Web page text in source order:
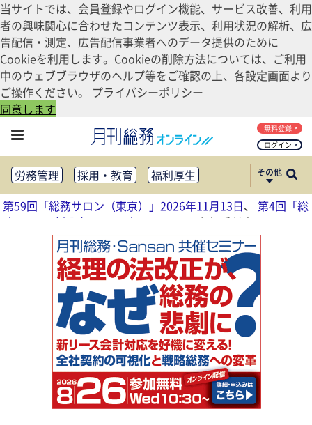
当サイトでは、会員登録やログイン機能、サービス改善、利用
者の興味関心に合わせたコンテンツ表示、利用状況の解析、広
告配信・測定、広告配信事業者へのデータ提供のために
Cookieを利用します。Cookieの削除方法については、ご利用
中のウェブブラウザのヘルプ等をご確認の上、各設定画面より
ご操作ください。 プライバシーポリシー
同意します
ログイン
無料登録
労務管理 採用・教育
福利厚生
健康経営
働き方改革
法務・コンプライアンス
リスクマネジメント・BCP
社外・社内広報
社外・社内コミュニケーション活性化
FM・オフィス移転
CSR・SDGs
テクノロジー活用・DX
助成金・補助金・コスト削減
アウトソーシング・BPO
調査・レポート
その他
第59回「総務サロン（東京）」2026年11月13日、 第4回「総
務サロン（大阪）」2026年11月17日
参加受付中